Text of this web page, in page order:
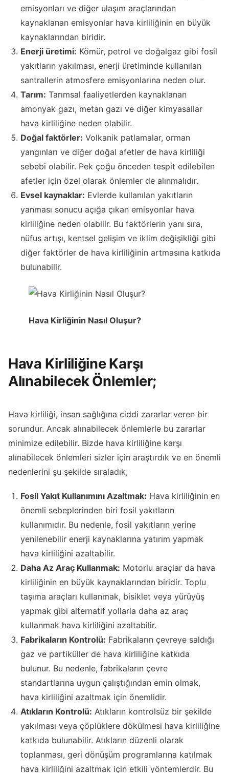
emisyonları ve diğer ulaşım araçlarından
kaynaklanan emisyonlar hava kirliliğinin en büyük
kaynaklarından biridir.
Enerji üretimi: Kömür, petrol ve doğalgaz gibi fosil
yakıtların yakılması, enerji üretiminde kullanılan
santrallerin atmosfere emisyonlarına neden olur.
Tarım: Tarımsal faaliyetlerden kaynaklanan
amonyak gazı, metan gazı ve diğer kimyasallar
hava kirliliğine neden olabilir.
Doğal faktörler: Volkanik patlamalar, orman
yangınları ve diğer doğal afetler de hava kirliliği
sebebi olabilir. Pek çoğu önceden tespit edilebilen
afetler için özel olarak önlemler de alınmalıdır.
Evsel kaynaklar: Evlerde kullanılan yakıtların
yanması sonucu açığa çıkan emisyonlar hava
kirliliğine neden olabilir. Bu faktörlerin yanı sıra,
nüfus artışı, kentsel gelişim ve iklim değişikliği gibi
diğer faktörler de hava kirliliğinin artmasına katkıda
bulunabilir.
Hava Kirliğinin Nasıl Oluşur?
Hava Kirliliğine Karşı
Alınabilecek Önlemler;
Hava kirliliği, insan sağlığına ciddi zararlar veren bir
sorundur. Ancak alınabilecek önlemlerle bu zararlar
minimize edilebilir. Bizde hava kirliliğine karşı
alınabilecek önlemleri sizler için araştırdık ve en önemli
nedenlerini şu şekilde sıraladık;
Fosil Yakıt Kullanımını Azaltmak: Hava kirliliğinin en
önemli sebeplerinden biri fosil yakıtların
kullanımıdır. Bu nedenle, fosil yakıtların yerine
yenilenebilir enerji kaynaklarına yatırım yapmak
hava kirliliğini azaltabilir.
Daha Az Araç Kullanmak: Motorlu araçlar da hava
kirliliğinin en büyük kaynaklarından biridir. Toplu
taşıma araçları kullanmak, bisiklet veya yürüyüş
yapmak gibi alternatif yollarla daha az araç
kullanmak hava kirliliğini azaltabilir.
Fabrikaların Kontrolü: Fabrikaların çevreye saldığı
gaz ve partiküller de hava kirliliğine katkıda
bulunur. Bu nedenle, fabrikaların çevre
standartlarına uygun çalıştığından emin olmak,
hava kirliliğini azaltmak için önemlidir.
Atıkların Kontrolü: Atıkların kontrolsüz bir şekilde
yakılması veya çöplüklere dökülmesi hava kirliliğine
katkıda bulunabilir. Atıkların düzenli olarak
toplanması, geri dönüşüm programlarına katılmak
hava kirliliğini azaltmak için etkili yöntemlerdir. Bu